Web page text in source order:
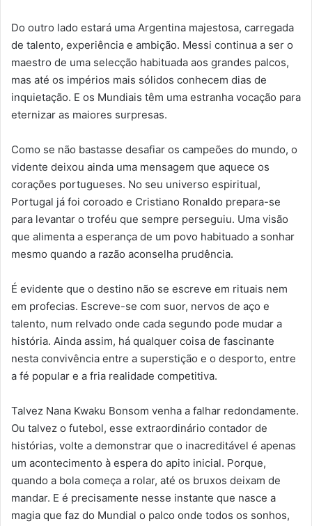
Do outro lado estará uma Argentina majestosa, carregada
de talento, experiência e ambição. Messi continua a ser o
maestro de uma selecção habituada aos grandes palcos,
mas até os impérios mais sólidos conhecem dias de
inquietação. E os Mundiais têm uma estranha vocação para
eternizar as maiores surpresas.
Como se não bastasse desafiar os campeões do mundo, o
vidente deixou ainda uma mensagem que aquece os
corações portugueses. No seu universo espiritual,
Portugal já foi coroado e Cristiano Ronaldo prepara-se
para levantar o troféu que sempre perseguiu. Uma visão
que alimenta a esperança de um povo habituado a sonhar
mesmo quando a razão aconselha prudência.
É evidente que o destino não se escreve em rituais nem
em profecias. Escreve-se com suor, nervos de aço e
talento, num relvado onde cada segundo pode mudar a
história. Ainda assim, há qualquer coisa de fascinante
nesta convivência entre a superstição e o desporto, entre
a fé popular e a fria realidade competitiva.
Talvez Nana Kwaku Bonsom venha a falhar redondamente.
Ou talvez o futebol, esse extraordinário contador de
histórias, volte a demonstrar que o inacreditável é apenas
um acontecimento à espera do apito inicial. Porque,
quando a bola começa a rolar, até os bruxos deixam de
mandar. E é precisamente nesse instante que nasce a
magia que faz do Mundial o palco onde todos os sonhos,